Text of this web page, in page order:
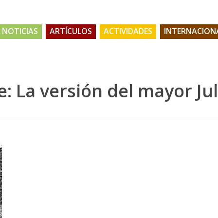
NOTICIAS ARTÍCULOS ACTIVIDADES
La versión del mayor